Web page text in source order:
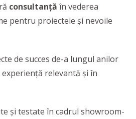
consultanță în vederea
pentru proiectele și nevoile
de succes de-a lungul anilor
relevantă și în
și testate în cadrul showroom-